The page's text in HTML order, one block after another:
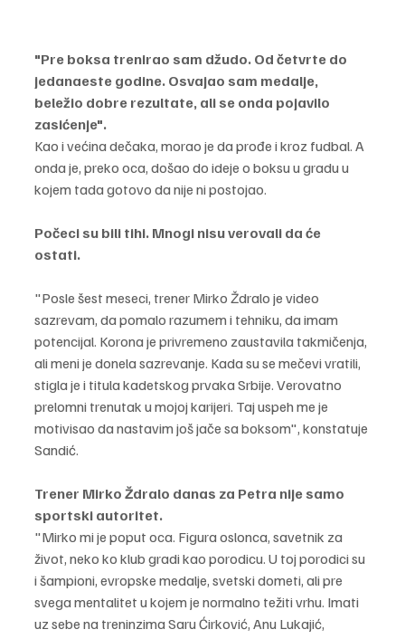
"Pre boksa trenirao sam džudo. Od četvrte do
jedanaeste godine. Osvajao sam medalje,
beležio dobre rezultate, ali se onda pojavilo
zasićenje".
Kao i većina dečaka, morao je da prođe i kroz fudbal. A
onda je, preko oca, došao do ideje o boksu u gradu u
kojem tada gotovo da nije ni postojao.
Počeci su bili tihi. Mnogi nisu verovali da će
ostati.
"Posle šest meseci, trener Mirko Ždralo je video
sazrevam, da pomalo razumem i tehniku, da imam
potencijal. Korona je privremeno zaustavila takmičenja,
ali meni je donela sazrevanje. Kada su se mečevi vratili,
stigla je i titula kadetskog prvaka Srbije. Verovatno
prelomni trenutak u mojoj karijeri. Taj uspeh me je
motivisao da nastavim još jače sa boksom", konstatuje
Sandić.
Trener Mirko Ždralo danas za Petra nije samo
sportski autoritet.
"Mirko mi je poput oca. Figura oslonca, savetnik za
život, neko ko klub gradi kao porodicu. U toj porodici su
i šampioni, evropske medalje, svetski dometi, ali pre
svega mentalitet u kojem je normalno težiti vrhu. Imati
uz sebe na treninzima Saru Ćirković, Anu Lukajić,